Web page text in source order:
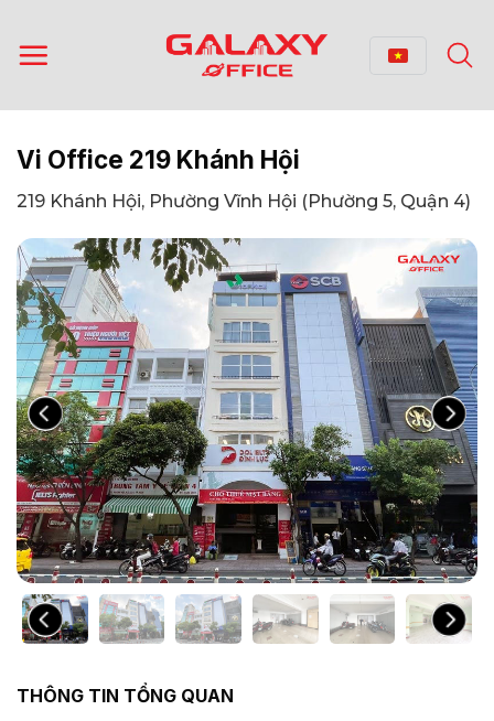
qua
nội
Vi Office 219 Khánh Hội
219 Khánh Hội, Phường Vĩnh Hội (Phường 5, Quận 4)
THÔNG TIN TỔNG QUAN